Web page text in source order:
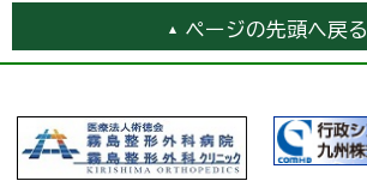
ページの先頭へ戻る